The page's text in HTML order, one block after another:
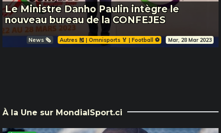
Le Ministre Danho Paulin intègre le
nouveau bureau de la CONFEJES
News 🗞️ Autres 🎽 | Omnisports 🏅 | Football ⚽️ Mar, 28 Mar 2023
À la Une sur MondialSport.ci